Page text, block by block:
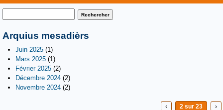
Formulaire de recherche
Arquius mesadièrs
Juin 2025 (1)
Mars 2025 (1)
Février 2025 (2)
Décembre 2024 (2)
Novembre 2024 (2)
‹ 2 sur 23 ›